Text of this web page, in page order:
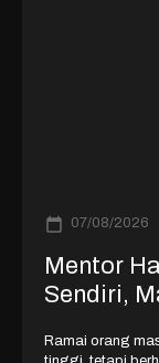
07/08/2026
Mentor
Sendiri,
Ramai orang